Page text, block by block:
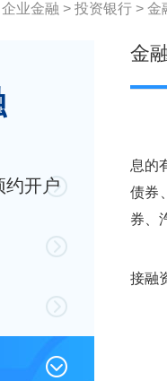
企业金融 > 投资银行 > 金
约开户
金
【
息的
债券
券、
【
接融
【